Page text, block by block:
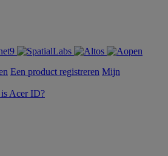
Een product registreren Mijn
Acer ID?